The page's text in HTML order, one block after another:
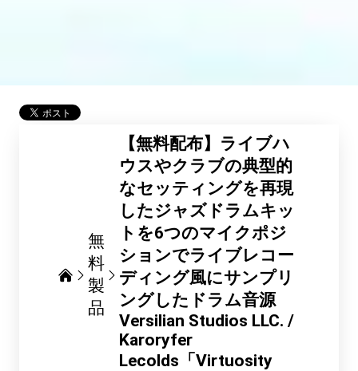
無
料
製
品
【無料配布】ライブハ
ウスやクラブの典型的
なセッティングを再現
したジャズドラムキッ
トを6つのマイクポジ
ションでライブレコー
ディング風にサンプリ
ングしたドラム音源
Versilian Studios LLC. /
Karoryfer
Lecolds「Virtuosity